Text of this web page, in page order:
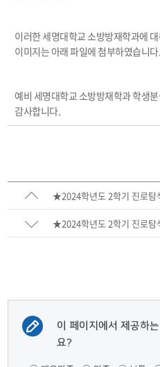
이러한 세명대학교 소방방재학과에
이미지는 아래 파일에 첨부하였습니다.
예비 세명대학교 소방방재학과 학생
감사합니다.
★ 2024학년도 2학기 진로
★ 2024학년도 2학기 진로
이 페이지에서 제공하
요?